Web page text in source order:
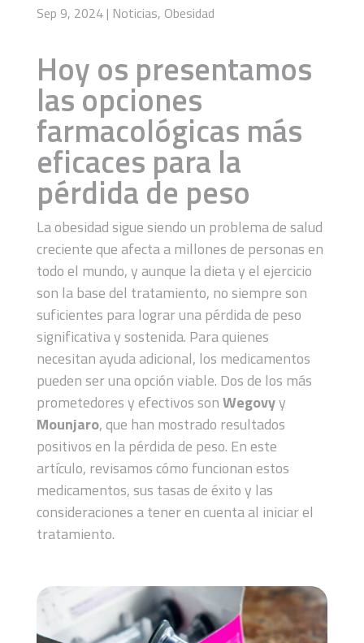
Sep 9, 2024| Noticias, Obesidad
Hoy os presentamos
lasopciones
farmacológicas más
eficaces para la
pérdida de peso
La obesidad sigue siendo un problema de salud
creciente que afecta a millones de personas en
todo el mundo, y aunque la dieta y el ejercicio
son la base del tratamiento, no siempre son
suficientes para lograr una pérdida de peso
significativa y sostenida. Para quienes
necesitan ayuda adicional, los medicamentos
pueden ser una opción viable. Dos de los más
prometedores y efectivos sonWegovyy
Mounjaro, que han mostrado resultados
positivos en la pérdida de peso. En este
artículo, revisamos cómo funcionan estos
medicamentos, sus tasas de éxito y las
consideraciones a tener en cuenta al iniciar el
tratamiento.